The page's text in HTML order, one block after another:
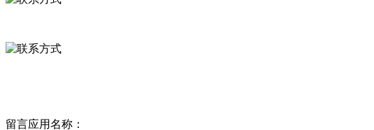
留言应用名称：